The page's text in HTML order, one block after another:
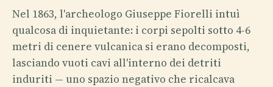
Nel 1863, l'archeologo Giuseppe Fiorelli intuì
qualcosa di inquietante: i corpi sepolti sotto 4-6
metri di cenere vulcanica si erano decomposti,
lasciando vuoti cavi all'interno dei detriti
induriti — uno spazio negativo che ricalcava